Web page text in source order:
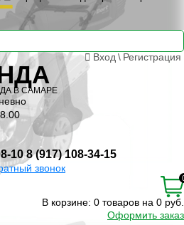
Вход \ Регистрация
В САМАРЕ
10 8 (917) 108-34-15
звонок
В корзине: 0 товаров на 0 руб.
Оформить заказ